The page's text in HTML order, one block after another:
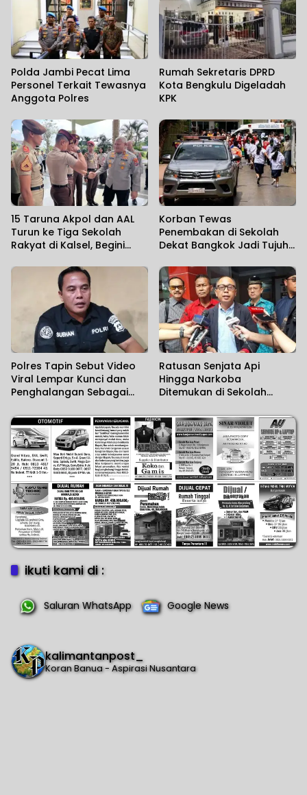
Polda Jambi Pecat Lima
Personel Terkait Tewasnya
Anggota Polres
Rumah Sekretaris DPRD
Kota Bengkulu Digeladah
KPK
15 Taruna Akpol dan AAL
Turun ke Tiga Sekolah
Rakyat di Kalsel, Begini
Korban Tewas
Penembakan di Sekolah
Dekat Bangkok Jadi Tujuh
Polres Tapin Sebut Video
Viral Lempar Kunci dan
Penghalangan Sebagai
Ratusan Senjata Api
Hingga Narkoba
Ditemukan di Sekolah
ikuti kami di :
Saluran WhatsApp Google News
kalimantanpost_
Koran Banua - Aspirasi Nusantara